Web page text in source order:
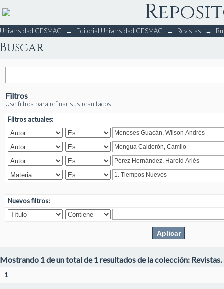
Buscar
Universidad CESMAG → Editorial Universidad CESMAG → Revistas →
Buscar
Filtros
Use filtros para refinar sus resultados.
Filtros actuales:
Nuevos filtros:
Mostrando 1 de un total de 1 resultados de la colección: Revistas.
1